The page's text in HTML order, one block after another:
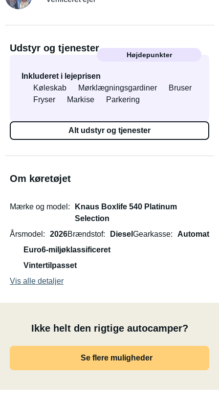
Udstyr og tjenester
Højdepunkter
Inkluderet i lejeprisen
Køleskab
Mørklægningsgardiner
Bruser
Fryser
Markise Parkering
Alt udstyr og tjenester
Om køretøjet
Mærke og model
Knaus Boxlife 540 Platinum
Selection
Årsmodel
2026Brændstof Diesel Gearkasse
Automat
Euro6-miljøklassificeret
Vintertilpasset
Vis alle detaljer
Ikke helt den rigtige autocamper?
Se flere muligheder